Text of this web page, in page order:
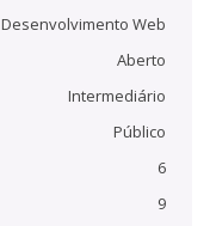
Desenvolvimento Web
Aberto
Intermediário
Público
6
9